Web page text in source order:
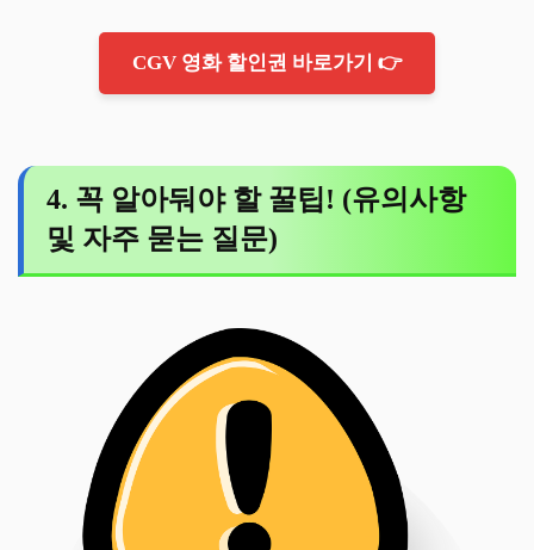
CGV 영화 할인권 바로가기 👉
4. 꼭 알아둬야 할 꿀팁! (유의사항
및 자주 묻는 질문)